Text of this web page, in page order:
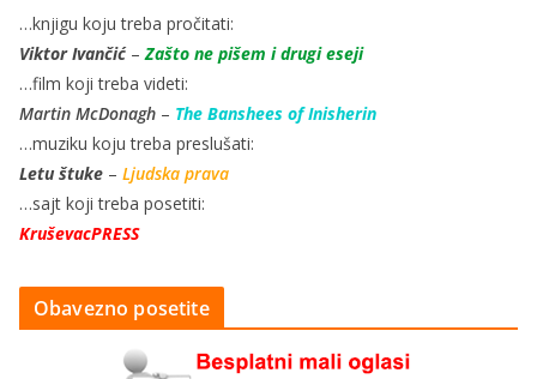
…knjigu koju treba pročitati:
Viktor Ivančić–Zašto ne pišem i drugi eseji
…film koji treba videti:
Martin McDonagh – The Banshees of Inisherin
…muziku koju treba preslušati:
Letu štuke – Ljudska prava
…sajt koji treba posetiti:
KruševacPRESS
Obavezno posetite